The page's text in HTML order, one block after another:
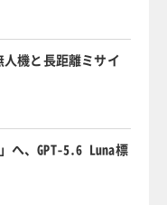
機と長距離ミサイ
へ、GPT-5.6 Luna標